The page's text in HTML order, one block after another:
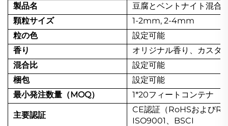
製品名
豆腐とベントナイト混合
顆粒サイズ
1-2mm, 2-4mm
粒の色
設定可能
香り
オリジナル香り、カスタ
混合比
設定可能
梱包
設定可能
最小発注数量（MOQ）
1*20フィートコンテナ
主要認証
CE認証（RoHSおよび
ISO9001、BSCI